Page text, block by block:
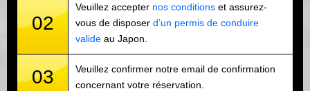
02
Veuillez accepter nos conditions et assurez-
vous de disposer d’un permis de conduire
valide au Japon.
03
Veuillez confirmer notre email de confirmation
concernant votre réservation.